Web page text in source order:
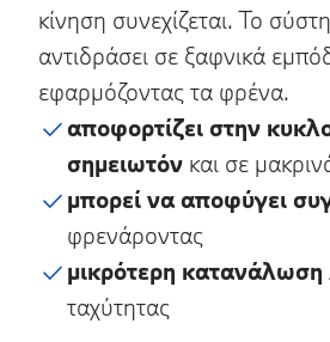
κίνηση συνεχίζεται. Το
αντιδράσει σε ξαφνικά
εφαρμόζοντας τα φρένα.
αποφορτίζει στην
σημειωτόν και σε
μπορεί να αποφύγει
φρενάροντας
μικρότερη κατανάλωση
ταχύτητας